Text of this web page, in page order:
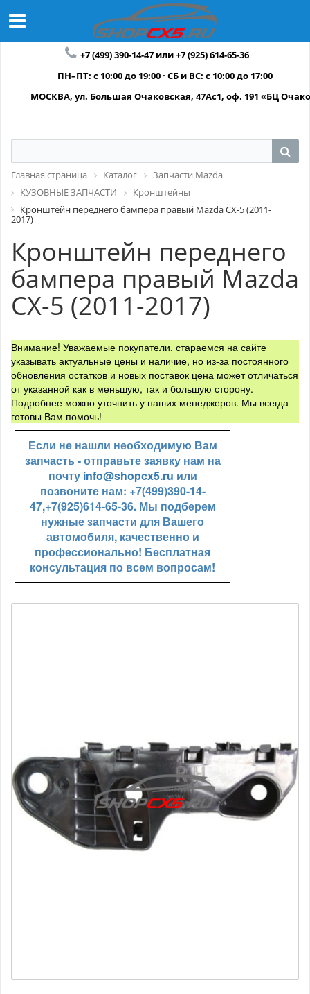
+7 (499) 390-14-47 или +7 (925) 614-65-36
ПН–ПТ: с 10:00 до 19:00 · СБ и ВС: с 10:00 до 17:00
МОСКВА, ул. Большая Очаковская, 47Ас1, оф. 191 «БЦ
Главная страница Каталог
Запчасти Mazda
КУЗОВНЫЕ ЗАПЧАСТИ
Кронштейны
Кронштейн переднего бампера правый Mazda CX-5 (2011-
2017)
Кронштейн переднего
бампера правый Mazda
CX-5 (2011-2017)
Внимание! Уважаемые покупатели, стараемся на сайте
указывать актуальные цены и наличие, но из-за постоянного
обновления остатков и новых поставок цена может отличаться
от указанной как в меньшую, так и большую сторону.
Подробнее можно уточнить у наших менеджеров. Мы всегда
готовы Вам помочь!
Если не нашли необходимую Вам
запчасть - отправьте заявку нам на
почту info@shopcx5.ru или
позвоните нам: +7(499)390-14-
47,+7(925)614-65-36. Мы подберем
нужные запчасти для Вашего
автомобиля, качественно и
профессионально! Бесплатная
консультация по всем вопросам!